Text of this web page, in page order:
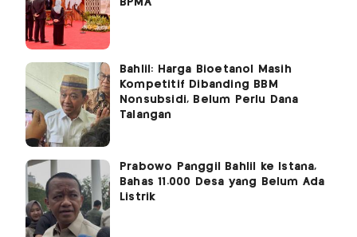
BPMA
Bahlil: Harga Bioetanol Masih
Kompetitif Dibanding BBM
Nonsubsidi, Belum Perlu Dana
Talangan
Prabowo Panggil Bahlil ke Istana,
Bahas 11.000 Desa yang Belum Ada
Listrik